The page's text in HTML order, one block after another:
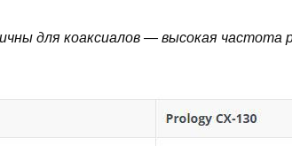
для коаксиалов — высокая